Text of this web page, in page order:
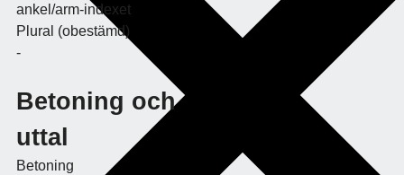
ankel/arm-indexet
Plural (obestämd)
-
Betoning och
uttal
Betoning